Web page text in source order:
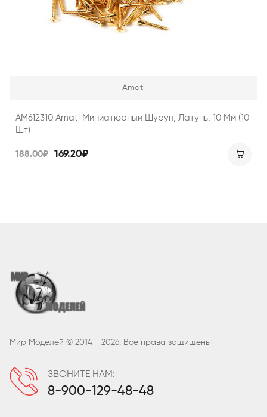
Amati
AM612310 Amati Миниатюрный Шуруп, Латунь, 10 Мм (10
Шт)
188.00₽ 169.20₽
Мир Моделей © 2014 - 2026. Все права защищены
ЗВОНИТЕ НАМ:
8-900-129-48-48